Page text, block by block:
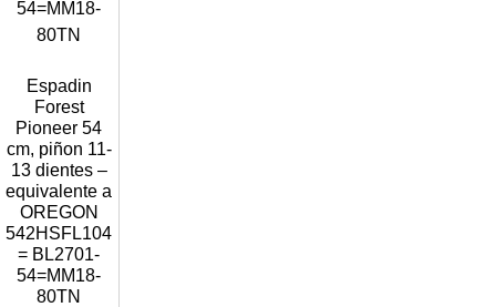
Espadin
Forest
Pioneer 54
cm, piñon 11-
13 dientes –
equivalente a
OREGON
542HSFL104
= BL2701-
54=MM18-
80TN